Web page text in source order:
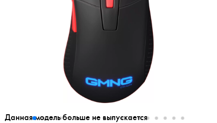
Данная модель больше не выпускается